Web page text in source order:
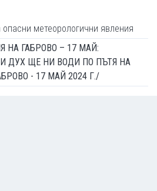
опасни метеорологични явления
НА ГАБРОВО – 17 МАЙ:
ДУХ ЩЕ НИ ВОДИ ПО ПЪТЯ НА
- 17 МАЙ 2024 Г./